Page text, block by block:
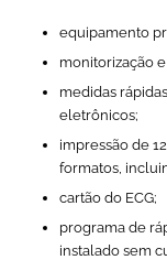
equipamento
monitorização
medidas
eletrônicos;
impressão de
formatos,
cartão do ECG;
programa de
instalado sem